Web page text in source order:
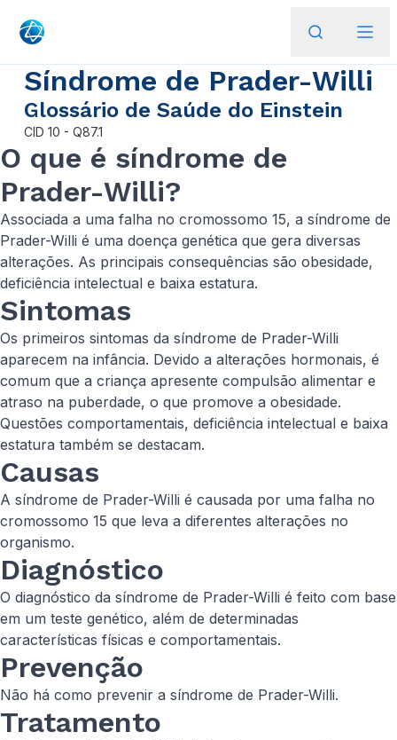
Síndrome de Prader-Willi
Glossário de Saúde do Einstein
CID 10 - Q87.1
O que é síndrome de
Prader-Willi?
Associada a uma falha no cromossomo 15, a síndrome de
Prader-Willi é uma doença genética que gera diversas
alterações. As principais consequências são obesidade,
deficiência intelectual e baixa estatura.
Sintomas
Os primeiros sintomas da síndrome de Prader-Willi
aparecem na infância. Devido a alterações hormonais, é
comum que a criança apresente compulsão alimentar e
atraso na puberdade, o que promove a obesidade.
Questões comportamentais, deficiência intelectual e baixa
estatura também se destacam.
Causas
A síndrome de Prader-Willi é causada por uma falha no
cromossomo 15 que leva a diferentes alterações no
organismo.
Diagnóstico
O diagnóstico da síndrome de Prader-Willi é feito com base
em um teste genético, além de determinadas
características físicas e comportamentais.
Prevenção
Não há como prevenir a síndrome de Prader-Willi.
Tratamento